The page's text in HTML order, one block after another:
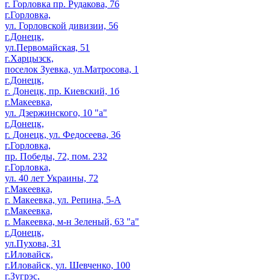
г. Горловка пр. Рудакова, 76
г.Горловка,
ул. Горловской дивизии, 56
г.Донецк,
ул.Первомайская, 51
г.Харцызск,
поселок Зуевка, ул.Матросова, 1
г.Донецк,
г. Донецк, пр. Киевский, 1б
г.Макеевка,
ул. Дзержинского, 10 "а"
г.Донецк,
г. Донецк, ул. Федосеева, 36
г.Горловка,
пр. Победы, 72, пом. 232
г.Горловка,
ул. 40 лет Украины, 72
г.Макеевка,
г. Макеевка, ул. Репина, 5-А
г.Макеевка,
г. Макеевка, м-н Зеленый, 63 "а"
г.Донецк,
ул.Пухова, 31
г.Иловайск,
г.Иловайск, ул. Шевченко, 100
г.Зугрэс,